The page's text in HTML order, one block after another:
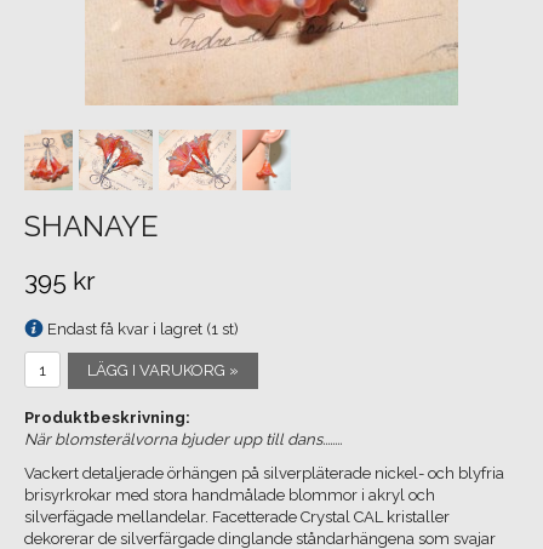
SHANAYE
395 kr
Endast få kvar i lagret (1 st)
LÄGG I VARUKORG »
Produktbeskrivning:
När blomsterälvorna bjuder upp till dans........
Vackert detaljerade örhängen på silverpläterade nickel- och blyfria
brisyrkrokar med stora handmålade blommor i akryl och
silverfägade mellandelar. Facetterade Crystal CAL kristaller
dekorerar de silverfärgade dinglande ståndarhängena som svajar